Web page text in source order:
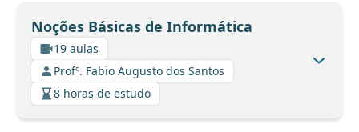
Noções Básicas de Informática
19 aulas
Profº. Fabio Augusto dos Santos
8 horas de estudo